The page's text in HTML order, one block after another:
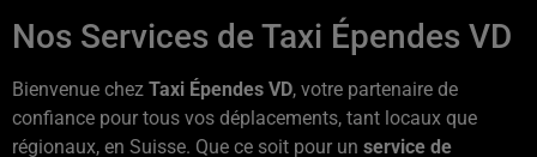
Nos Services de Taxi Épendes VD
Bienvenue chez Taxi Épendes VD, votre partenaire de
confiance pour tous vos déplacements, tant locaux que
régionaux, en Suisse. Que ce soit pour un service de